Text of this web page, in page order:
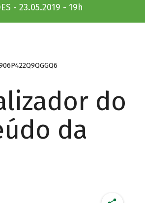
- 23.05.2019 - 19h
do
da